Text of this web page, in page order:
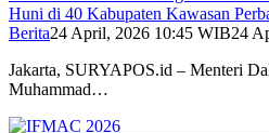
Huni di 40 Kabupaten Kawasan
Berita24 April, 2026 10:45 WIB24
Jakarta, SURYAPOS.id – Menteri
Muhammad…